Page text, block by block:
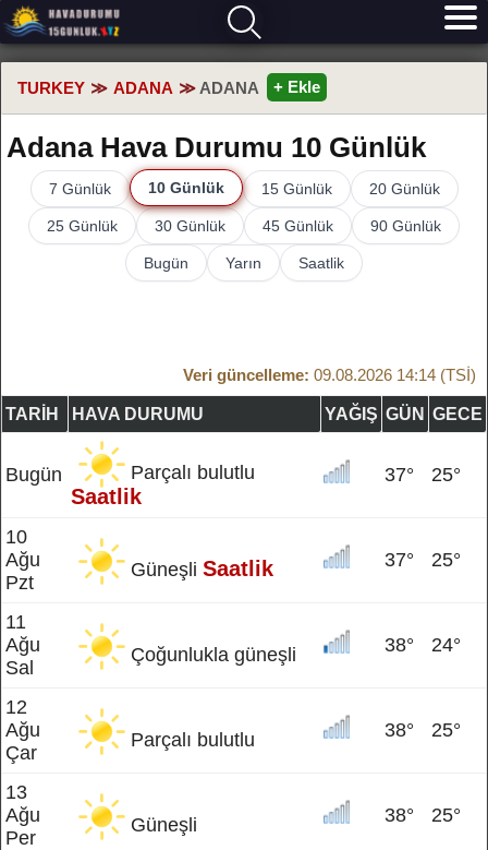
TURKEY ADANA ADANA + Ekle
Adana Hava Durumu 10 Günlük
7 Günlük 10 Günlük 15 Günlük 20 Günlük
25 Günlük 30 Günlük 45 Günlük 90 Günlük
Bugün Yarın Saatlik
Veri güncelleme: 09.08.2026 14:14 (TSİ)
TARIH HAVA DURUMU YAĞIŞ GÜN GECE
Bugün Parçalı bulutlu
Saatlik
37° 25°
10
Ağu
Pzt
Güneşli Saatlik 37° 25°
11
Ağu
Sal
Çoğunlukla güneşli 38° 24°
12
Ağu
Çar
Parçalı bulutlu 38° 25°
13
Ağu
Per
Güneşli 38° 25°